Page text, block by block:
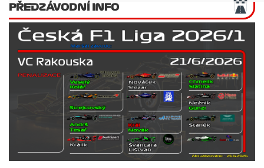
PŘEDZÁVODNÍ INFO